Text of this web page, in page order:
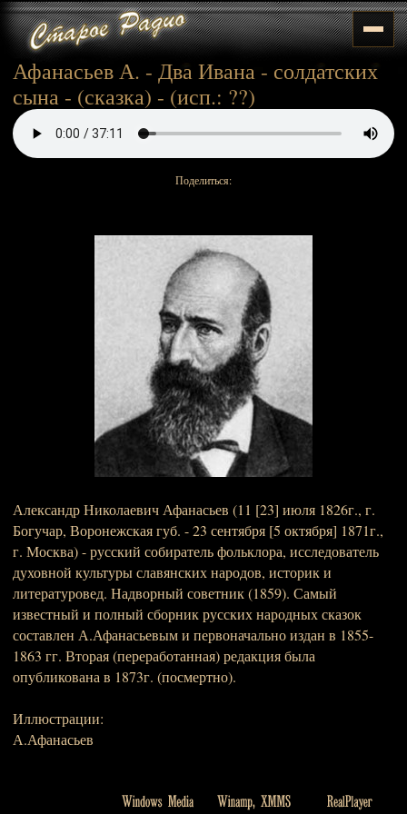
Афанасьев А. - Два Ивана - солдатских
сына - (сказка) - (исп.: ??)
Поделиться:
Александр Николаевич Афанасьев (11 [23] июля 1826г., г.
Богучар, Воронежская губ. - 23 сентября [5 октября] 1871г.,
г. Москва) - русский собиратель фольклора, исследователь
духовной культуры славянских народов, историк и
литературовед. Надворный советник (1859). Самый
известный и полный сборник русских народных сказок
составлен А.Афанасьевым и первоначально издан в 1855-
1863 гг. Вторая (переработанная) редакция была
опубликована в 1873г. (посмертно).
Иллюстрации:
А.Афанасьев